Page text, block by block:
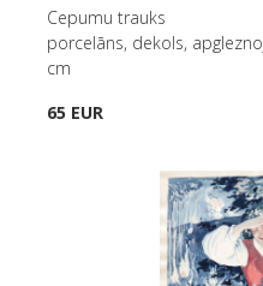
Cepumu trauks
porcelāns, dekols,
cm
65 EUR